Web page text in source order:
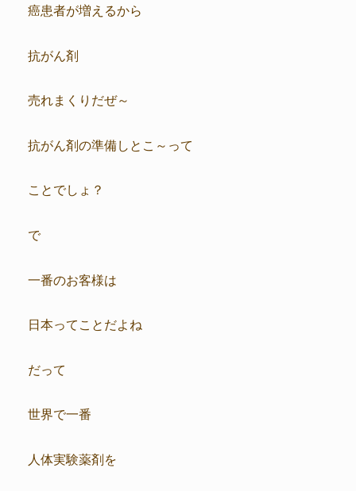
癌患者が増えるから
抗がん剤
売れまくりだぜ～
抗がん剤の準備しとこ～って
ことでしょ？
で
一番のお客様は
日本ってことだよね
だって
世界で一番
人体実験薬剤を